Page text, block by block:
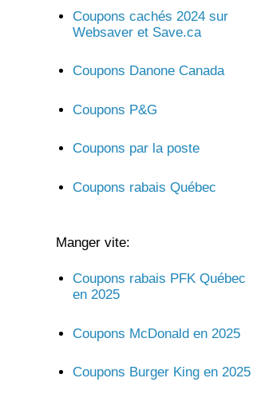
Coupons cachés 2024 sur
Websaver et Save.ca
Coupons Danone Canada
Coupons P&G
Coupons par la poste
Coupons rabais Québec
Manger vite:
Coupons rabais PFK Québec
en 2025
Coupons McDonald en 2025
Coupons Burger King en 2025